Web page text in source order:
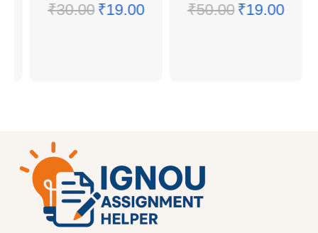
₹30.00₹ 19.00 ₹50.00₹ 19.00